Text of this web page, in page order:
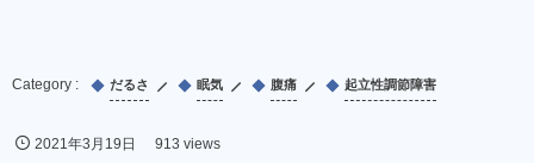
だるさ 眠気 腹痛 起立性調節障害
2021年3月19日 913 views